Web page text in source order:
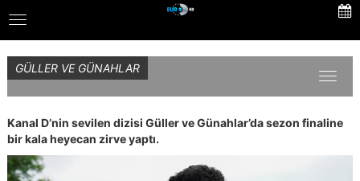
to
main
content
Toggle
navigation
GÜLLER VE GÜNAHLAR
Kanal D’nin sevilen dizisi Güller ve Günahlar’da sezon finaline
bir kala heyecan zirve yaptı.